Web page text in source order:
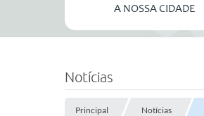
A NOSSA CIDADE
Notícias
Principal Notícias